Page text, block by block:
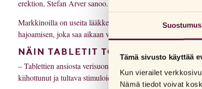
Suostumus
Tämä sivusto käyttää
Kun vierailet
Nämä tiedot voivat
erektion, Stefan Arver sanoo.
Markkinoilla on useita lääkkeitä, mikäli niitä tahtoo
hajoamisen, joka saa aikaan verisuonten laajenemisen.
NÄIN TABLETIT TOIMIVAT
– Tablettien ansiosta verisuonten laajeneminen helpottuu,
kiihottunut ja tultava stimuloiduksi, jotta ne toimivat,